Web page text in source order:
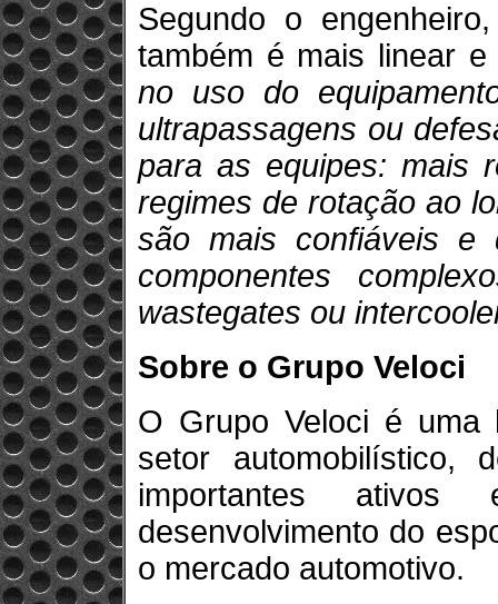
Segundo o
também é mais linear
no uso do
ultrapassagens ou
para as equipes: mais
regimes de rotação ao
são mais confiáveis e
componentes
wastegates ou
Sobre o Grupo Veloci
O Grupo Veloci é uma
setor automobilístico,
importantes
desenvolvimento do
o mercado automotivo.